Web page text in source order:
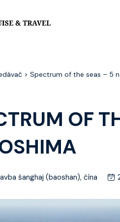
> Spectrum of the seas – 5
OF
šanghaj (baoshan), čína